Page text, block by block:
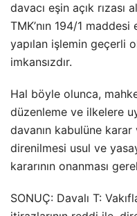
davacı eşin açık rızası
TMK’nın 194/1 maddesi
yapılan işlemin geçerli
imkansızdır.
Hal böyle olunca,
düzenleme ve ilkelere
davanın kabulüne
direnilmesi usul ve
kararının onanması
SONUÇ: Davalı T: